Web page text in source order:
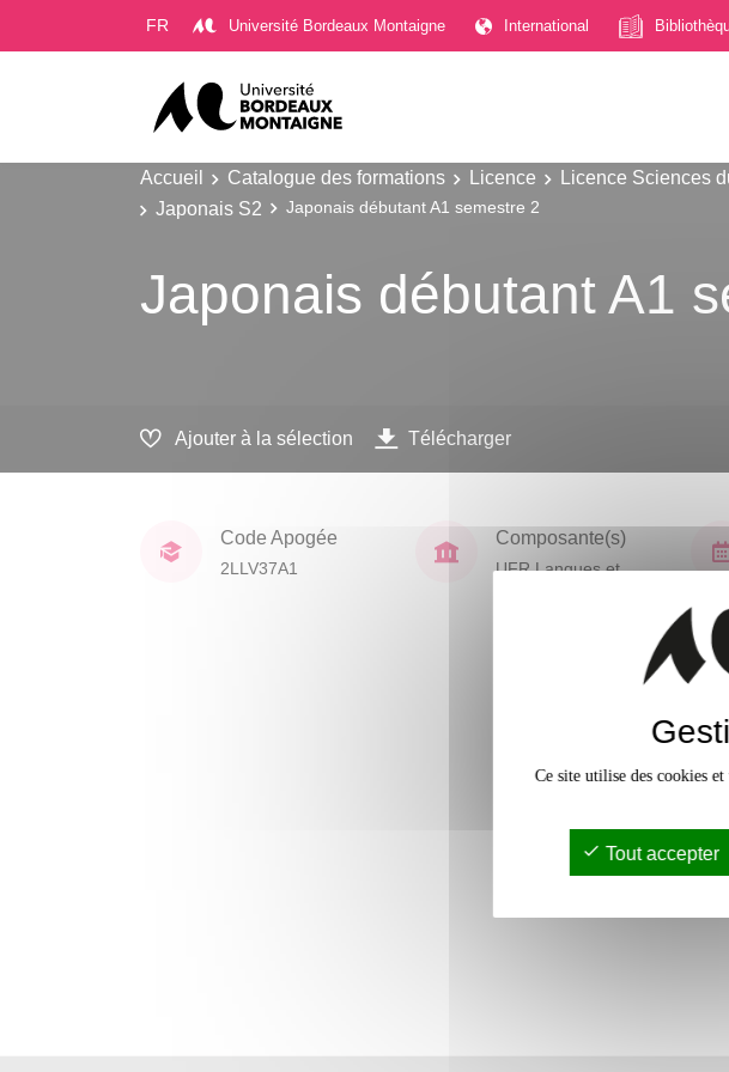
FR Université Bordeaux Montaigne International
Accueil Catalogue des formations Licence Licence Sciences
Japonais S2
Japonais débutant A1 semestre 2
Japonais débutant A1
Ajouter à la sélection Télécharger
Code Apogée
2LLV37A1
Composante(s)
UFR Langues et
Ce site utilise des cookies
Tout accepter